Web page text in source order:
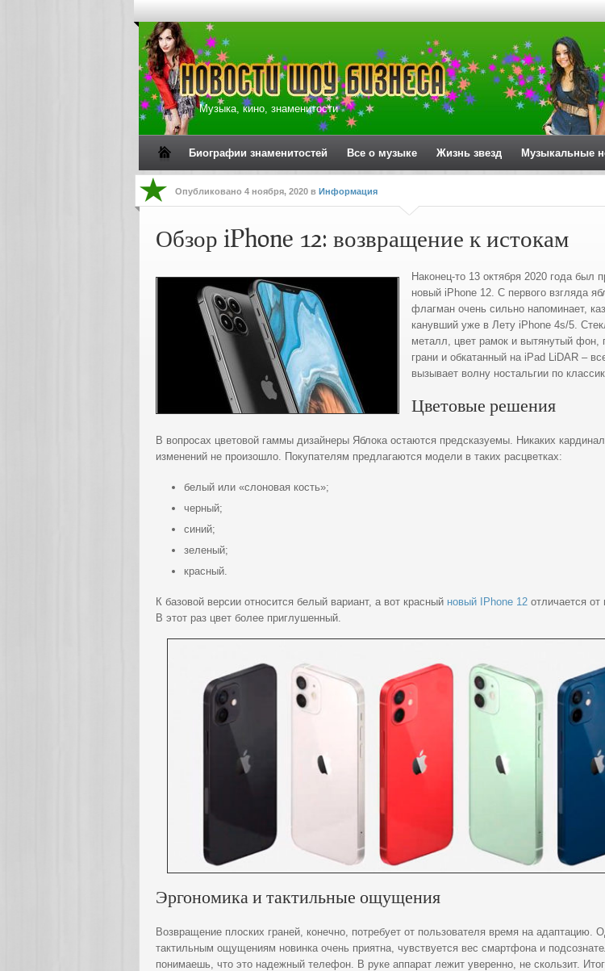
Музыка, кино, знаменитости
Биографии знаменитостей Все о музыке Жизнь звезд Музыкальные
Опубликовано 4 ноября, 2020 в Информация
Обзор iPhone 12: возвращение к истокам
Наконец-то 13 октября 2020 года был
новый iPhone 12. С первого взгляда
флагман очень сильно напоминает,
канувший уже в Лету iPhone 4s/5.
металл, цвет рамок и вытянутый фон,
грани и обкатанный на iPad LiDAR –
вызывает волну ностальгии по
Цветовые решения
В вопросах цветовой гаммы дизайнеры Яблока остаются предсказуемы. Никаких
изменений не произошло. Покупателям предлагаются модели в таких расцветках:
белый или «слоновая кость»;
черный;
синий;
зеленый;
красный.
К базовой версии относится белый вариант, а вот красный новый IPhone 12 отличается от
В этот раз цвет более приглушенный.
Эргономика и тактильные ощущения
Возвращение плоских граней, конечно, потребует от пользователя время на адаптацию.
тактильным ощущениям новинка очень приятна, чувствуется вес смартфона и
понимаешь, что это надежный телефон. В руке аппарат лежит уверенно, не скользит.